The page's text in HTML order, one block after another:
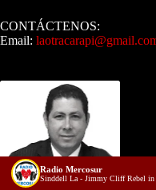
CONTÁCTENOS:
Email:
Radio Mercosur
Sinddell La - Jimmy Cliff Rebel in